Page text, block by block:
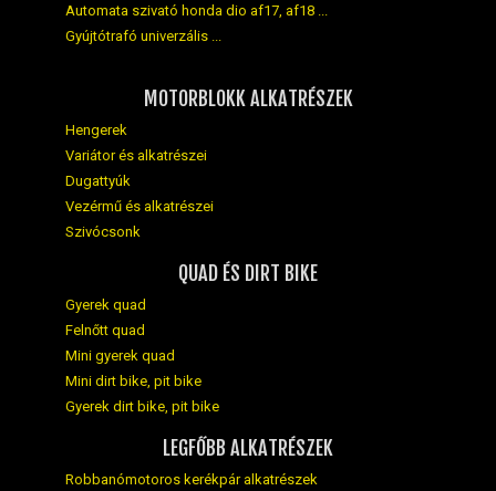
Automata szivató honda dio af17, af18 ...
Gyújtótrafó univerzális ...
MOTORBLOKK ALKATRÉSZEK
Hengerek
Variátor és alkatrészei
Dugattyúk
Vezérmű és alkatrészei
Szivócsonk
QUAD ÉS DIRT BIKE
Gyerek quad
Felnőtt quad
Mini gyerek quad
Mini dirt bike, pit bike
Gyerek dirt bike, pit bike
LEGFŐBB ALKATRÉSZEK
Robbanómotoros kerékpár alkatrészek